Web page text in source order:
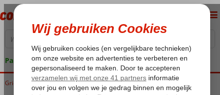
Pakketgarantie
Home
Griekenland Kreta Koutouloufari Fly & Go Galaxy Suites Boutique Resort